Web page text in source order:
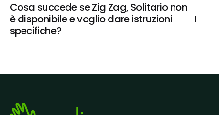
Cosa succede se Zig Zag, Solitario non
è disponibile e voglio dare istruzioni
specifiche?